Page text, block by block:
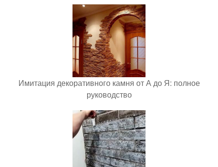
Имитация декоративного камня от А до Я: полное
руководство